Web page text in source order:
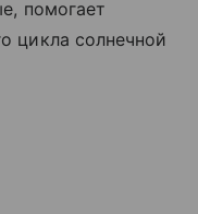
помогает
цикла солнечной